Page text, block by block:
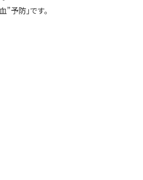
予防」です。